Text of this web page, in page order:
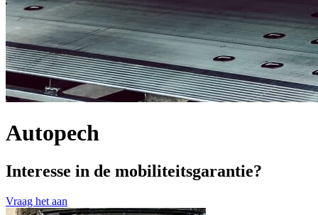
Autopech
Interesse in de mobiliteitsgarantie?
Vraag het aan